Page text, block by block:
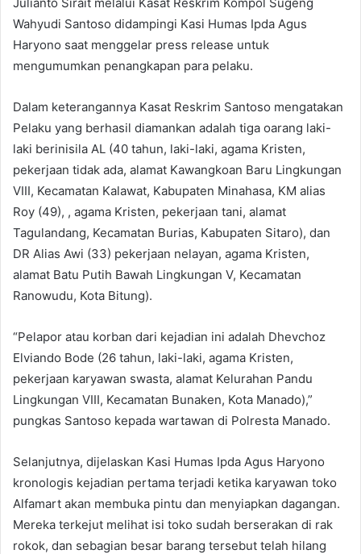
Wahyudi Santoso didampingi Kasi Humas Ipda Agus
Haryono saat menggelar press release untuk
mengumumkan penangkapan para pelaku.
Dalam keterangannya Kasat Reskrim Santoso mengatakan
Pelaku yang berhasil diamankan adalah tiga oarang laki-
laki berinisila AL (40 tahun, laki-laki, agama Kristen,
pekerjaan tidak ada, alamat Kawangkoan Baru Lingkungan
VIII, Kecamatan Kalawat, Kabupaten Minahasa, KM alias
Roy (49), , agama Kristen, pekerjaan tani, alamat
Tagulandang, Kecamatan Burias, Kabupaten Sitaro), dan
DR Alias Awi (33) pekerjaan nelayan, agama Kristen,
alamat Batu Putih Bawah Lingkungan V, Kecamatan
Ranowudu, Kota Bitung).
“Pelapor atau korban dari kejadian ini adalah Dhevchoz
Elviando Bode (26 tahun, laki-laki, agama Kristen,
pekerjaan karyawan swasta, alamat Kelurahan Pandu
Lingkungan VIII, Kecamatan Bunaken, Kota Manado),”
pungkas Santoso kepada wartawan di Polresta Manado.
Selanjutnya, dijelaskan Kasi Humas Ipda Agus Haryono
kronologis kejadian pertama terjadi ketika karyawan toko
Alfamart akan membuka pintu dan menyiapkan dagangan.
Mereka terkejut melihat isi toko sudah berserakan di rak
rokok, dan sebagian besar barang tersebut telah hilang